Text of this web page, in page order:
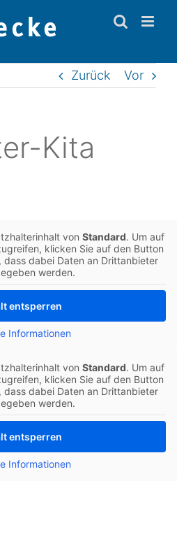
Zurück
Vor
Kita
von Stan­dard. Um auf
kli­cken Sie auf den Button
dass dabei Daten an Dritt­an­bie­ter
werden.
ent­sper­ren
Infor­ma­tio­nen
von Stan­dard. Um auf
kli­cken Sie auf den Button
dass dabei Daten an Dritt­an­bie­ter
werden.
ent­sper­ren
Infor­ma­tio­nen